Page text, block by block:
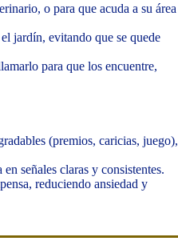
o para que acuda a su área
jardín, evitando que se quede
para que los encuentre,
(premios, caricias, juego),
señales claras y consistentes.
reduciendo ansiedad y